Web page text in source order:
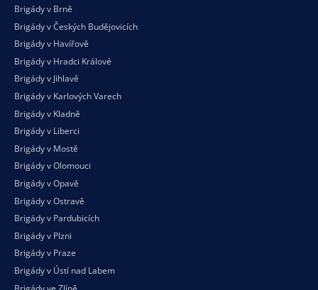
Brigády v Brně
Brigády v Českých Budějovicích
Brigády v Havířově
Brigády v Hradci Králové
Brigády v Jihlavě
Brigády v Karlových Varech
Brigády v Kladně
Brigády v Liberci
Brigády v Mostě
Brigády v Olomouci
Brigády v Opavě
Brigády v Ostravě
Brigády v Pardubicích
Brigády v Plzni
Brigády v Praze
Brigády v Ústí nad Labem